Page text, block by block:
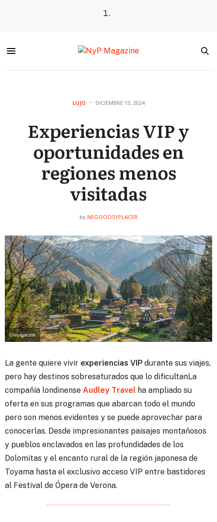
LUJO DICIEMBRE 13, 2024
Experiencias VIP y
oportunidades en
regiones menos
visitadas
by NEGOCIOSYPLACER
Divulgación
La gente quiere vivir experiencias VIP durante sus viajes,
pero hay destinos sobresaturados que lo dificultanLa
compañía londinense Audley Travel ha ampliado su
oferta en sus programas que abarcan todo el mundo
pero son menos evidentes y se puede aprovechar para
conocerlas. Desde impresionantes paisajes montañosos
y pueblos enclavados en las profundidades de los
Dolomitas y el encanto rural de la región japonesa de
Toyama hasta el exclusivo acceso VIP entre bastidores
al Festival de Ópera de Verona.